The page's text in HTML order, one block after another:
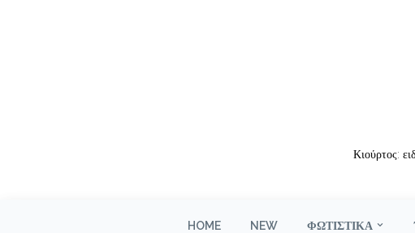
Κιούρτος:
HOME NEW ΦΩΤΙΣΤΙΚΑ